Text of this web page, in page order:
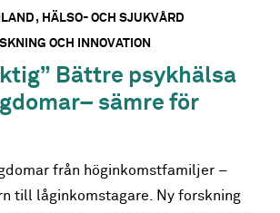
HÄLSO- OCH SJUKVÅRD
OCH INNOVATION
Bättre psykhälsa
sämre för
från höginkomstfamiljer –
till låginkomstagare. Ny forskning